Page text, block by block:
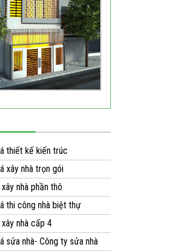
thiết kế kiến trúc
xây nhà trọn gói
nhà phần thô
thi công nhà biệt thự
nhà cấp 4
sửa nhà- Công ty sửa nhà